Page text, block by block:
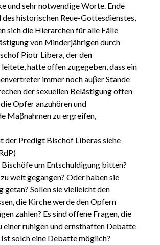
und sehr notwendige Worte. Ende
des historischen Reue-Gottesdienstes,
sich die Hierarchen für alle Fälle
von Minderjährigen durch
Piotr Libera, der den
hatte offen zugegeben, dass ein
immer noch auβer Stande
der sexuellen Belästigung offen
Opfer anzuhören und
Maβnahmen zu ergreifen,
der Predigt Bischof Liberas siehe
um Entschuldigung bitten?
weit gegangen? Oder haben sie
getan? Sollen sie vielleicht den
die Kirche werde den Opfern
zahlen? Es sind offene Fragen, die
einer ruhigen und ernsthaften Debatte
solch eine Debatte möglich?